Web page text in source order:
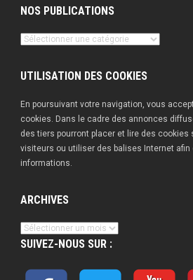
NOS PUBLICATIONS
Nos
UTILISATION DES COOKIES
En poursuivant votre navigation, vous
cookies. Dans le cadre des annonces
des tiers pourront placer et lire des cookies
visiteurs ou utiliser des balises Internet
informations.
ARCHIVES
Archives
SUIVEZ-NOUS SUR :